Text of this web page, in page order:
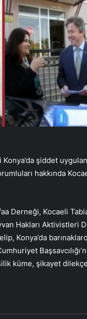
şiddet
hakkında
Derneği, Kocaeli
Hakları Aktivistleri
Konya’da
küme, şikayet